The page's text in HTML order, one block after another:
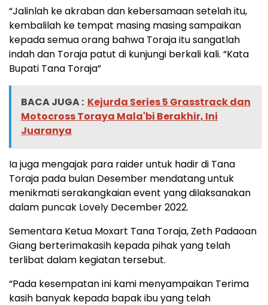
“Jalinlah ke akraban dan kebersamaan setelah itu,
kembalilah ke tempat masing masing sampaikan
kepada semua orang bahwa Toraja itu sangatlah
indah dan Toraja patut di kunjungi berkali kali. “Kata
Bupati Tana Toraja”
BACA JUGA : Kejurda Series 5 Grasstrack dan
Motocross Toraya Mala'bi Berakhir, Ini
Juaranya
Ia juga mengajak para raider untuk hadir di Tana
Toraja pada bulan Desember mendatang untuk
menikmati serakangkaian event yang dilaksanakan
dalam puncak Lovely December 2022.
Sementara Ketua Moxart Tana Toraja, Zeth Padaoan
Giang berterimakasih kepada pihak yang telah
terlibat dalam kegiatan tersebut.
“Pada kesempatan ini kami menyampaikan Terima
kasih banyak kepada bapak ibu yang telah